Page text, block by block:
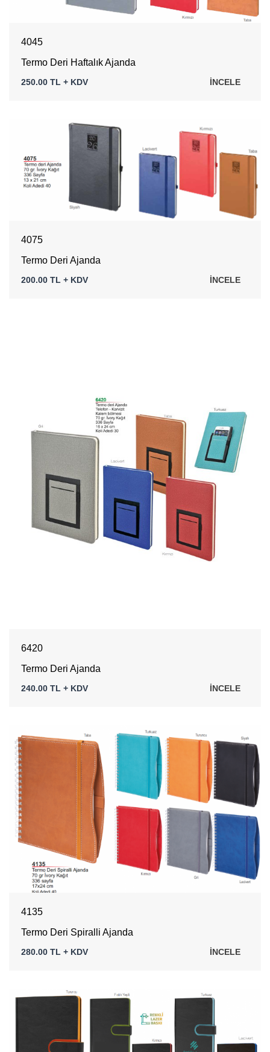
4045
Termo Deri Haftalık Ajanda
250.00 TL + KDV İNCELE
4075
Termo Deri Ajanda
200.00 TL + KDV İNCELE
6420
Termo Deri Ajanda
240.00 TL + KDV İNCELE
4135
Termo Deri Spiralli Ajanda
280.00 TL + KDV İNCELE